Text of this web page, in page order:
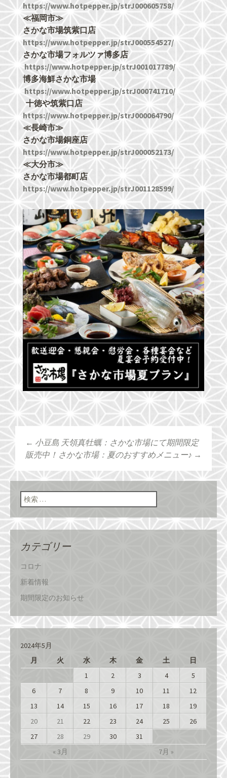
https://www.hotpepper.jp/strJ000605758/
≪福岡市≫
さかな市場筑紫口店
https://www.hotpepper.jp/strJ000554527/
さかな市場フォルツァ博多店
https://www.hotpepper.jp/strJ001017789/
博多海鮮さかな市場
https://www.hotpepper.jp/strJ000741710/
十徳や筑紫口店
https://www.hotpepper.jp/strJ000064790/
≪長崎市≫
さかな市場銅座店
https://www.hotpepper.jp/strJ000052173/
≪大分市≫
さかな市場都町店
https://www.hotpepper.jp/strJ001128599/
投稿ナビゲーショ
ン
← 小豆島 天領真牡蠣：さかな市場にて期間限定
販売中！ さかな市場：夏のおすすめメニュー♪ →
検索:
カテゴリー
コロナ
新着情報
期間限定のお知らせ
2024年5月
月
火 水 木 金 土 日
« 3月 7月 »
1 2 3 4
5
6
7 8 9 10 11
12
13
14 15 16 17 18
19
20
21 22 23 24 25
26
27
28 29 30 31